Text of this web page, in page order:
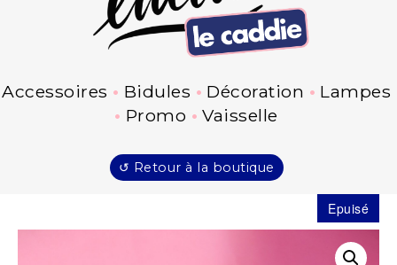
Accessoires Bidules Décoration
Lampes
Promo
Vaisselle
↺ Retour à la boutique
Epuisé